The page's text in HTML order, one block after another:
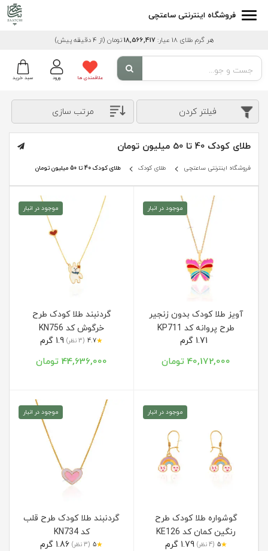
فروشگاه اینترنتی ساعتچی
هر گرم طلای 18 عیار: 18,566,417تومان (از 4 دقیقه پیش)
سبد خرید ورود علاقمندی ها
فیلتر کردن مرتب سازی
طلای کودک 40 تا 50 میلیون تومان
فروشگاه اینترنتی ساعتچی طلای کودک طلای کودک 40 تا 50 میلیون تومان
موجود در انبار
آویز طلا کودک بدون زنجیر
طرح پروانه کد KP711
40,172,000 تومان
موجود در انبار
گردنبند طلا کودک طرح
خرگوش کد KN756
★
4.7 (3 نظر)
44,636,000 تومان
موجود در انبار
گوشواره طلا کودک طرح
رنگین کمان کد KE126
★
5 (4 نظر) 1.79 گرم
موجود در انبار
گردنبند طلا کودک طرح قلب
کد KN734
★
5 (3 نظر)